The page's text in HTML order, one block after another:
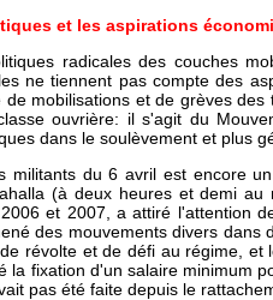
et les aspirations
radicales des couches
ne tiennent pas compte des
mobilisations et de grèves
ouvrière: il s'agit du
dans le soulèvement et plus
militants du 6 avril est encore
(à deux heures et demi
et 2007, a attiré l'attention
des mouvements divers
révolte et de défi au régime, et
la fixation d'un salaire minimum
pas été faite depuis le